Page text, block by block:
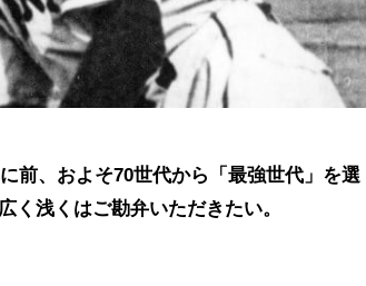
前、およそ70世代から「最強世代」を選
く浅くはご勘弁いただきたい。